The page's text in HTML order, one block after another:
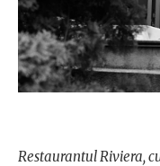
Restaurantul Riviera,